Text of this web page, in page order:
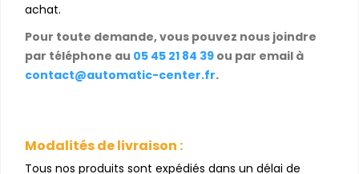
achat.
Pour toute demande, vous pouvez nous joindre
par téléphone au 05 45 21 84 39 ou par email à
contact@automatic-center.fr.
Modalités de livraison :
Tous nos produits sont expédiés dans un délai de